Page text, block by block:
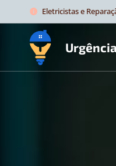
Eletricistas e